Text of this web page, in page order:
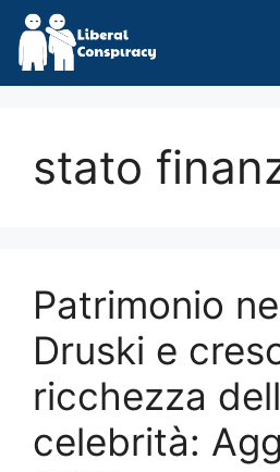
Skip
content
stato
Patrimonio
Druski e
ricchezza
celebrità: